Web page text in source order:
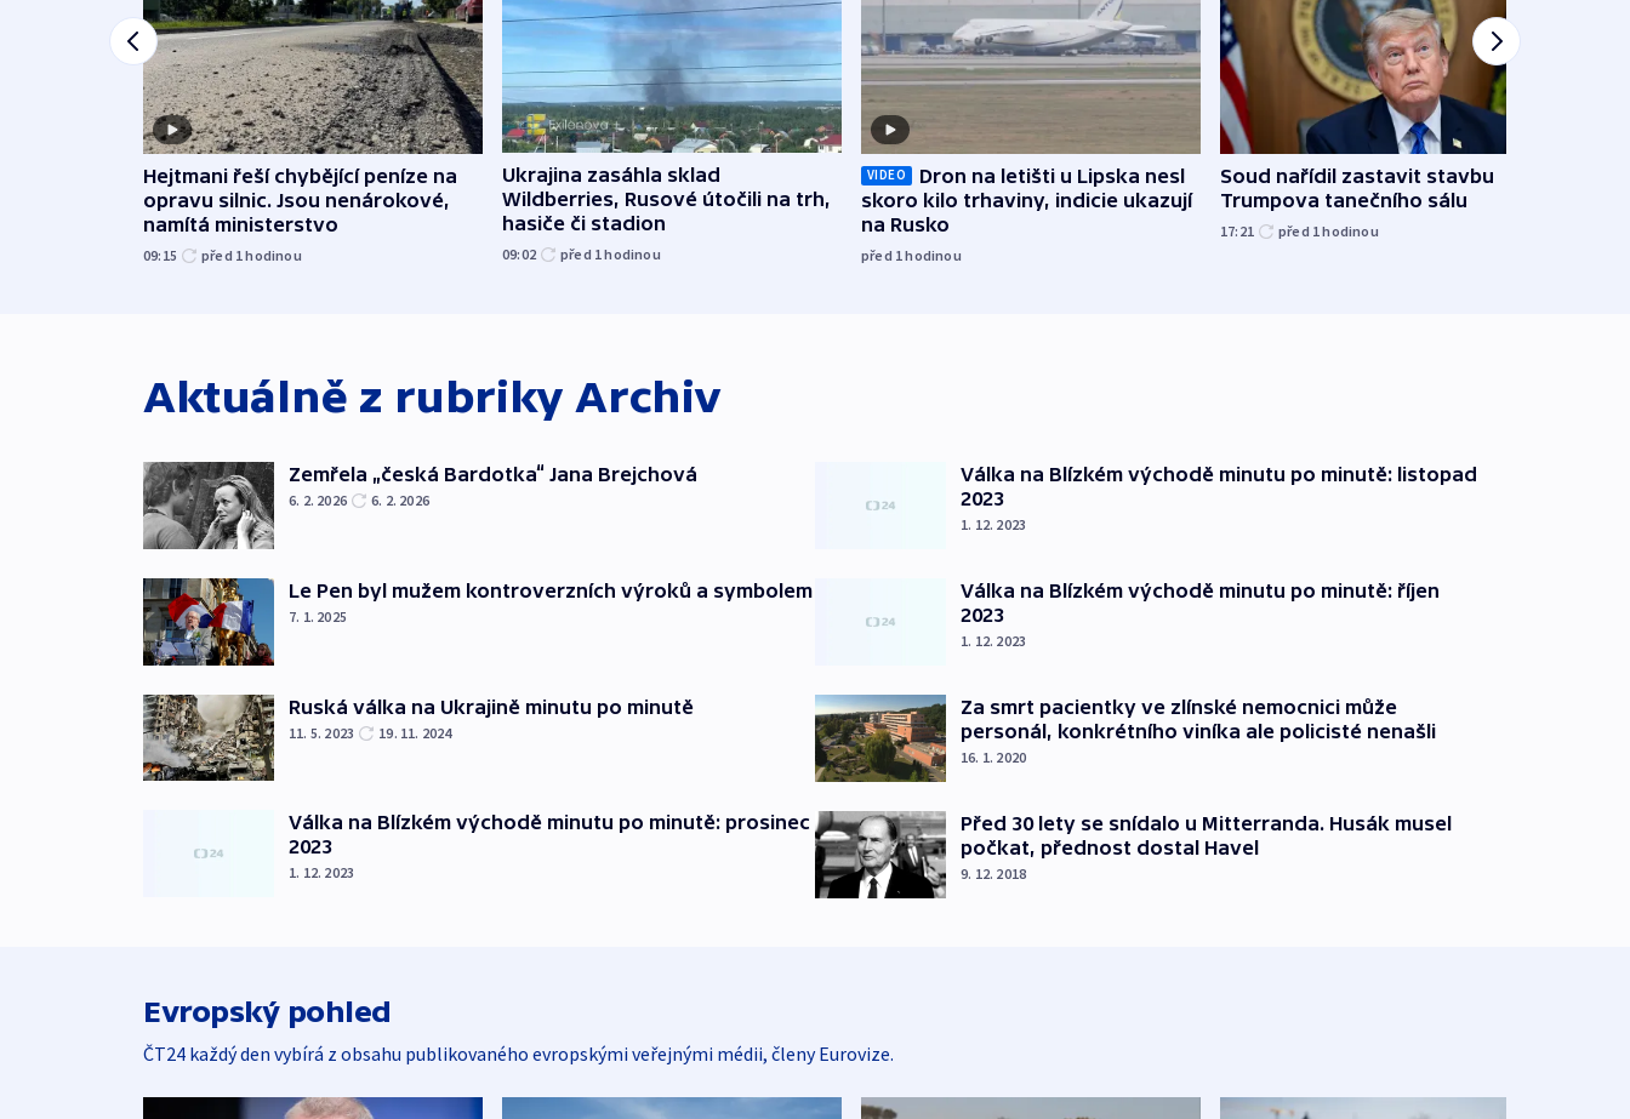
Hejtmani řeší chybějící peníze na
opravu silnic. Jsou nenárokové,
namítá ministerstvo
09:15 před 1hodinou
Ukrajina zasáhla sklad
Wildberries, Rusové útočili na trh,
hasiče či stadion
09:02 před 1hodinou
VIDEO
Dron na letišti u Lipska nesl
skoro kilo trhaviny, indicie ukazují
na Rusko
před 1hodinou
Soud nařídil zastavit stavbu
Trumpova tanečního sálu
17:21 před 1hodinou
Aktuálně z rubriky Archiv
Zemřela „česká Bardotka“ Jana Brejchová
6. 2. 2026 6. 2. 2026
Le Pen byl mužem kontroverzních výroků a symbolem
7. 1. 2025
Ruská válka na Ukrajině minutu po minutě
11. 5. 2023 19. 11. 2024
Válka na Blízkém východě minutu po minutě: prosinec
2023
1. 12. 2023
Válka na Blízkém východě minutu po minutě: listopad
2023
1. 12. 2023
Válka na Blízkém východě minutu po minutě: říjen
2023
1. 12. 2023
Za smrt pacientky ve zlínské nemocnici může
personál, konkrétního viníka ale policisté nenašli
16. 1. 2020
Před 30 lety se snídalo u Mitterranda. Husák musel
počkat, přednost dostal Havel
9. 12. 2018
Evropský pohled
ČT24 každý den vybírá z obsahu publikovaného evropskými veřejnými médii, členy Eurovize.